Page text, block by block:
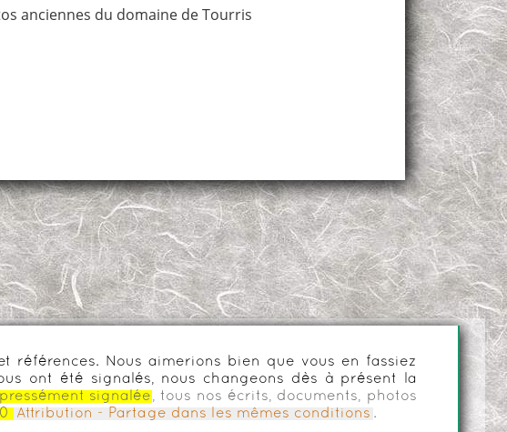
anciennes du domaine de Tourris
références. Nous aimerions bien que vous en fassiez
ont été signalés, nous changeons dès à présent la
signalée , tous nos écrits, documents, photos
Attribution - Partage dans les mêmes conditions .